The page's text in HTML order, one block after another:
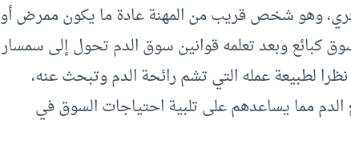
وهو شخص قريب من المهنة عادة ما يكون ممرض أو
وبعد تعلمه قوانين سوق الدم تحول إلى سمسار
لطبيعة عمله التي تشم رائحة الدم وتبحث عنه،
مما يساعدهم على تلبية احتياجات السوق في